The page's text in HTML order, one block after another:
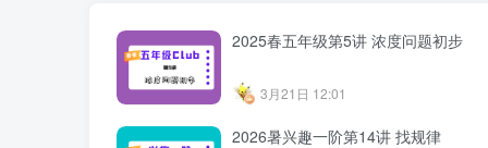
2025春五年级第5讲 浓度问题初步
3月21日 12:01
2026暑兴趣一阶第14讲 找规律